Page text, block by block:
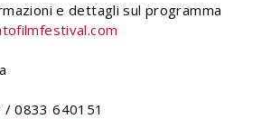
e dettagli sul programma
0833 640151